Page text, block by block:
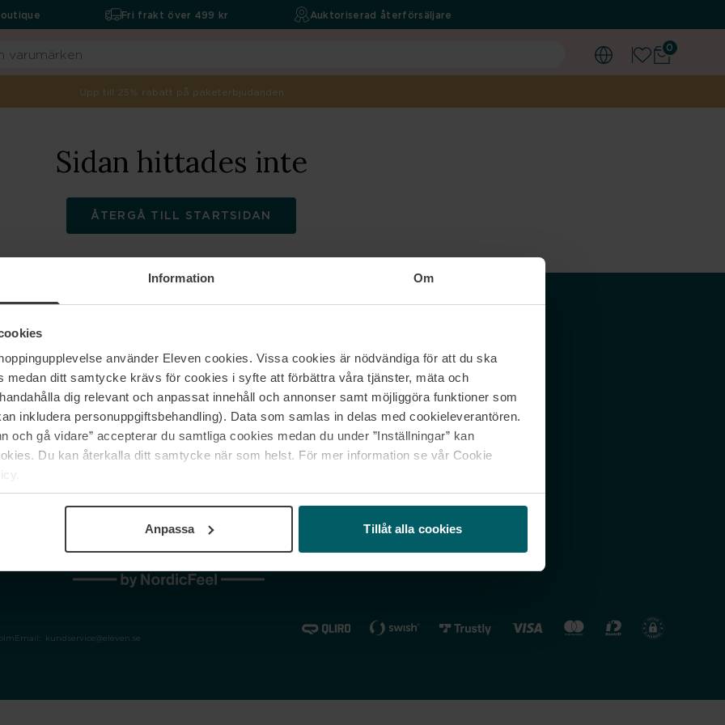
Information Om
använder Eleven cookies. Vissa cookies är nödvändiga för att du ska
medan ditt samtycke krävs för cookies i syfte att förbättra våra tjänster, mäta och
dig relevant och anpassat innehåll och annonser samt möjliggöra funktioner som
inkludera personuppgiftsbehandling). Data som samlas in delas med cookieleverantören.
och gå vidare” accepterar du samtliga cookies medan du under ”Inställningar” kan
Du kan återkalla ditt samtycke när som helst. För mer information se vår Cookie
Anpassa Tillåt alla cookies
0
Fri frakt över 499 kr Auktoriserad återförsäljare
Upp till 25% rabatt på paketerbjudanden
Sidan hittades inte
ÅTERGÅ TILL STARTSIDAN
Om oss
Jobba hos oss
Våra varumärken
Kontakta oss
Vanliga frågor & svar
Spåra min beställning
reklamationer
Nordicfeel SE
Nordicfeel FI
Nordicfeel NO
Email: kundservice@eleven.se